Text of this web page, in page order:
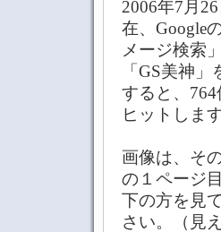
2006年7月
在、Google
メージ検索
「GS美神」
すると、764
ヒットします
画像は、そ
の１ページ
下の方を見
さい。（見